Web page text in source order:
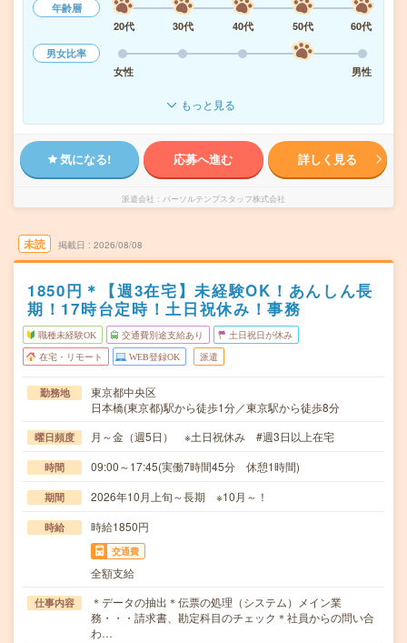
年齢層
20代
30代 40代 50代
60代
男女比率
女性
男性
もっと見る
気になる! 応募へ進む 詳しく見る
派遣会社 パーソルテンプスタッフ株式会社
未読 掲載日 2026/08/08
1850円＊【週3在宅】未経験OK！あんしん長
期！17時台定時！土日祝休み！事務
職種未経験OK 交通費別途支給あり 土日祝日が休み
在宅・リモート WEB登録OK 派遣
勤務地
東京都中央区
日本橋(東京都)駅から徒歩1分／東京駅から徒歩8分
曜日頻度 月～金（週5日） ※土日祝休み #週3日以上在宅
時間 09:00～17:45(実働7時間45分 休憩1時間)
期間 2026年10月上旬～長期 ※10月～！
時給 時給1850円
交通費
全額支給
仕事内容
＊データの抽出＊伝票の処理（システム）メイン業
務・・・請求書、勘定科目のチェック＊社員からの問い合
わ…